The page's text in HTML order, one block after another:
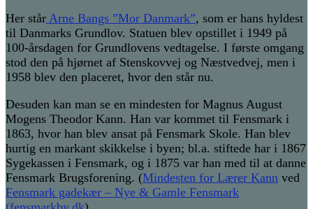
Her står Arne Bangs ”Mor Danmark”, som er hans hyldest
til Danmarks Grundlov. Statuen blev opstillet i 1949 på
100-årsdagen for Grundlovens vedtagelse. I første omgang
stod den på hjørnet af Stenskovvej og Næstvedvej, men i
1958 blev den placeret, hvor den står nu.
Desuden kan man se en mindesten for Magnus August
Mogens Theodor Kann. Han var kommet til Fensmark i
1863, hvor han blev ansat på Fensmark Skole. Han blev
hurtig en markant skikkelse i byen; bl.a. stiftede har i 1867
Sygekassen i Fensmark, og i 1875 var han med til at danne
Fensmark Brugsforening. (Mindesten for Lærer Kann ved
Fensmark gadekær – Nye & Gamle Fensmark